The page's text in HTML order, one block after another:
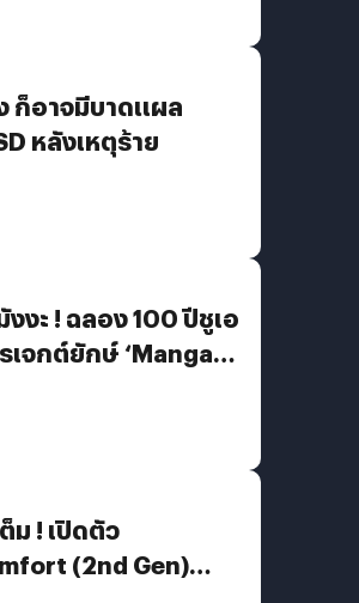
ก็อาจมีบาดแผล
หลังเหตุร้าย
งะ ! ฉลอง 100 ปีชูเอ
เจกต์ยักษ์ ‘Manga
วย
ม ! เปิดตัว
(2nd Gen)